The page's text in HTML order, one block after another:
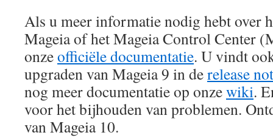
Als u meer informatie nodig hebt over
Mageia of het Mageia Control Center
onzeofficiële documentatie. U vindt
upgraden van Mageia 9 in derelease
nog meer documentatie op onzewiki.
voor het bijhouden van problemen.
van Mageia 10.